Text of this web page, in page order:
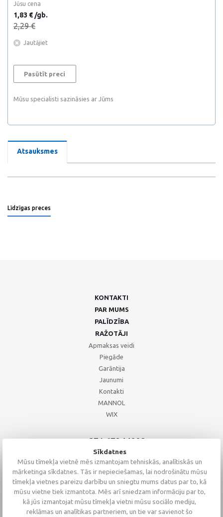
Jūsu cena
1,83 € /gb.
2,29 €
Jautājiet
Pasūtīt preci
Mūsu specialisti sazināsies ar Jūms
Atsauksmes
Līdzīgas preces
KONTAKTI
PAR MUMS
PALĪDZĪBA
RAŽOTĀJI
Apmaksas veidi
Piegāde
Garāntija
Jaunumi
Kontakti
MANNOL
WIX
+371 67244008
+371 67271055
+371 26002793
Sīkdatnes
Mūsu tīmekļa vietnē mēs izmantojam tehniskās, analītiskās un
mārketinga sīkdatnes. Tās ir nepieciešamas, lai nodrošinātu mūsu
tīmekļa vietnes pareizu darbību un sniegtu mums datus par to, kā
mūsu vietne tiek izmantota. Mēs arī sniedzam informāciju par to,
kā jūs izmantojat mūsu tīmekļa vietni mūsu sociālo mediju,
reklāmas un analītikas partneriem, un tie var savienot šo